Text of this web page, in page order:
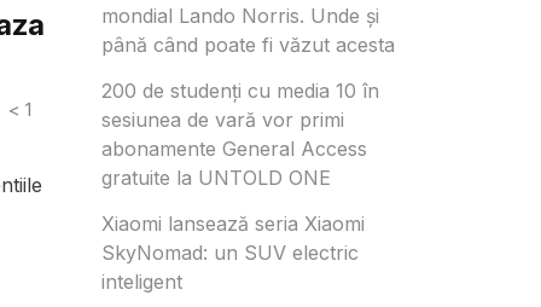
< 1
mondial Lando Norris. Unde și
până când poate fi văzut acesta
200 de studenți cu media 10 în
sesiunea de vară vor primi
abonamente General Access
gratuite la UNTOLD ONE
Xiaomi lansează seria Xiaomi
SkyNomad: un SUV electric
inteligent